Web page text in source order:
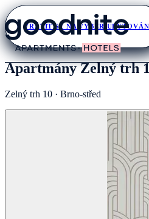
VRÁTIT SE NA VÝBĚR
Apartmány Zelný trh
Zelný trh 10 · Brno-střed